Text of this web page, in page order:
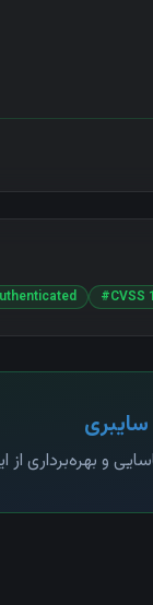
#CVSS
سایبری
و بهره‌برداری